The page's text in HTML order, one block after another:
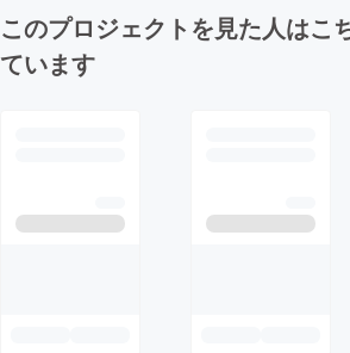
このプロジェクトを見た人はこ
ています